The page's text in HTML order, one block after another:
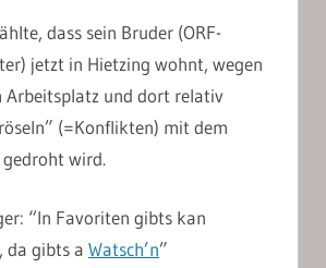
dass sein Bruder (ORF-
jetzt in Hietzing wohnt, wegen
Arbeitsplatz und dort relativ
(=Konflikten) mit dem
wird.
“In Favoriten gibts kan
da gibts a Watsch’n”